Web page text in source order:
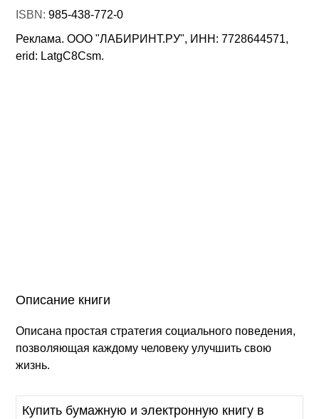
ISBN:985-438-772-0
Реклама. ООО "ЛАБИРИНТ.РУ", ИНН: 7728644571,
erid: LatgC8Csm.
Описание книги
Описана простая стратегия социального поведения,
позволяющая каждому человеку улучшить свою
жизнь.
Купить бумажную и электронную книгу в